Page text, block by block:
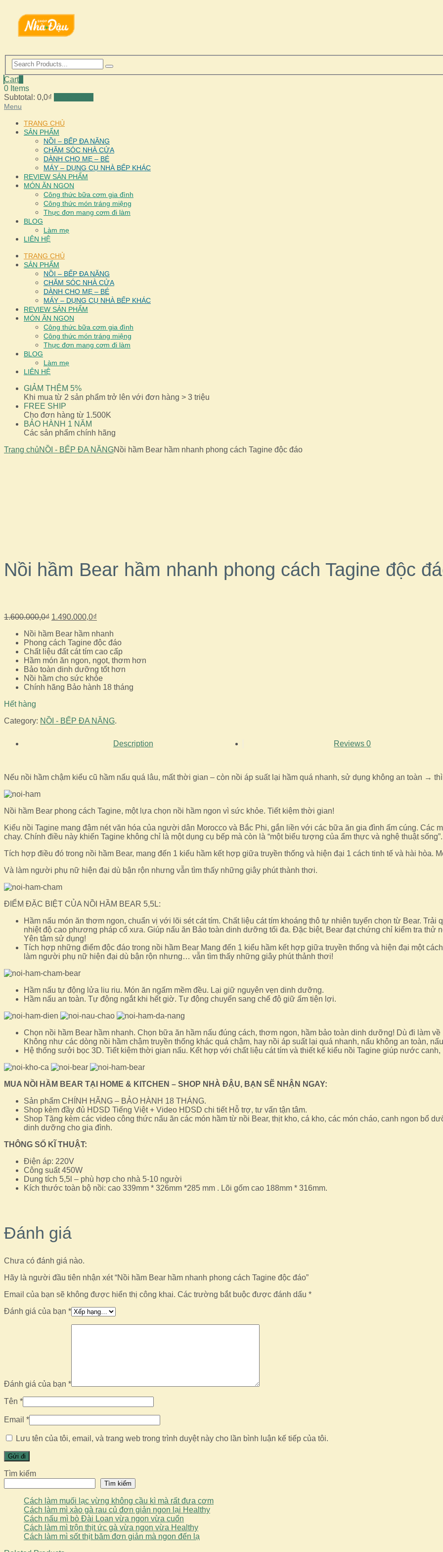
Cart
0 Items
Subtotal: 0,0₫
Menu
TRANG CHỦ
SẢN PHẨM
NỒI – BẾP ĐA NĂNG
CHĂM SÓC NHÀ CỬA
DÀNH CHO MẸ – BÉ
MÁY – DỤNG CỤ NHÀ BẾP KHÁC
REVIEW SẢN PHẨM
MÓN ĂN NGON
Công thức bữa cơm gia đình
Công thức món tráng miệng
Thực đơn mang cơm đi làm
BLOG
Làm mẹ
LIÊN HỆ
TRANG CHỦ
SẢN PHẨM
NỒI – BẾP ĐA NĂNG
CHĂM SÓC NHÀ CỬA
DÀNH CHO MẸ – BÉ
MÁY – DỤNG CỤ NHÀ BẾP KHÁC
REVIEW SẢN PHẨM
MÓN ĂN NGON
Công thức bữa cơm gia đình
Công thức món tráng miệng
Thực đơn mang cơm đi làm
BLOG
Làm mẹ
LIÊN HỆ
GIẢM THÊM 5%
Khi mua từ 2 sản phẩm trở lên với đơn hàng > 3 triệu
FREE SHIP
Cho đơn hàng từ 1.500K
BẢO HÀNH 1 NĂM
Các sản phẩm chính hãng
Trang chủNỒI - BẾP ĐA NĂNGNồi hầm Bear hầm nhanh phong cách Tagine độc đáo
Nồi hầm Bear hầm nhanh phong cách Tagine độc
1.600.000,0₫ Giá
là:
1.600.000,0₫.
1.490.000,0₫
tại
là:
1.490.000,0₫.
Nồi hầm Bear hầm nhanh
Phong cách Tagine độc đáo
Chất liệu đất cát tím cao cấp
Hầm món ăn ngon, ngọt, thơm hơn
Bảo toàn dinh dưỡng tốt hơn
Nồi hầm cho sức khỏe
Chính hãng Bảo hành 18 tháng
Hết hàng
Category: NỒI - BẾP ĐA NĂNG.
Description Reviews0
Nếu nồi hầm chậm kiểu cũ hầm nấu quá lâu, mất thời gian – còn nồi áp suất lại hầm quá nhanh, sử dụng không an toàn →
Nồi hầm Bear phong cách Tagine, một lựa chọn nồi hầm ngon vì sức khỏe. Tiết kiệm thời gian!
Kiểu nồi Tagine mang đậm nét văn hóa của người dân Morocco và Bắc Phi, gắn liền với các bữa ăn gia đình ấm cúng. Các
chay. Chính điều này khiến Tagine không chỉ là một dụng cụ bếp mà còn là “một biểu tượng của ẩm thực và nghệ thuật sống”.
Tích hợp điều đó trong nồi hầm Bear, mang đến 1 kiểu hầm kết hợp giữa truyền thống và hiện đại 1 cách tinh tế và hài hòa.
Và làm người phụ nữ hiện đại dù bận rộn nhưng vẫn tìm thấy những giây phút thành thơi.
ĐIỂM ĐẶC BIỆT CỦA NỒI HẦM BEAR 5,5L:
Hầm nấu món ăn thơm ngon, chuẩn vị với lõi sét cát tím. Chất liệu cát tím khoáng thô tự nhiên tuyển chọn từ Bear.
nhiệt độ cao phương pháp cổ xưa. Giúp nấu ăn Bảo toàn dinh dưỡng tối đa. Đặc biệt, Bear đạt chứng chỉ kiểm tra thử
Yên tâm sử dụng!
Tích hợp những điểm độc đáo trong nồi hầm Bear Mang đến 1 kiểu hầm kết hợp giữa truyền thống và hiện đại một
làm người phụ nữ hiện đại dù bận rộn nhưng… vẫn tìm thấy những giây phút thảnh thơi!
Hầm nấu tự động lửa liu riu. Món ăn ngấm mềm đều. Lại giữ nguyên vẹn dinh dưỡng.
Hầm nấu an toàn. Tự động ngắt khi hết giờ. Tự động chuyển sang chế độ giữ ấm tiện lợi.
Chọn nồi hầm Bear hầm nhanh. Chọn bữa ăn hầm nấu đúng cách, thơm ngon, hầm bảo toàn dinh dưỡng! Dù đi làm
Không như các dòng nồi hầm chậm truyền thống khác quá chậm, hay nồi áp suất lại quá nhanh, nấu không an toàn,
Hệ thống sưởi bọc 3D. Tiết kiệm thời gian nấu. Kết hợp với chất liệu cát tím và thiết kế kiểu nồi Tagine giúp nước
MUA NỒI HẦM BEAR TẠI HOME & KITCHEN – SHOP NHÀ ĐẬU, BẠN SẼ NHẬN NGAY:
Sản phẩm CHÍNH HÃNG – BẢO HÀNH 18 THÁNG.
Shop kèm đầy đủ HDSD Tiếng Việt + Video HDSD chi tiết Hỗ trợ, tư vấn tận tâm.
Shop Tặng kèm các video công thức nấu ăn các món hầm từ nồi Bear, thịt kho, cá kho, các món cháo, canh ngon bổ
dinh dưỡng cho gia đình.
THÔNG SỐ KĨ THUẬT:
Điện áp: 220V
Công suất 450W
Dung tích 5,5l – phù hợp cho nhà 5-10 người
Kích thước toàn bộ nồi: cao 339mm * 326mm *285 mm . Lõi gốm cao 188mm * 316mm.
Đánh giá
Chưa có đánh giá nào.
Hãy là người đầu tiên nhận xét “Nồi hầm Bear hầm nhanh phong cách Tagine độc đáo”
Email của bạn sẽ không được hiển thị công khai. Các trường bắt buộc được đánh dấu *
Đánh giá của bạn *
Đánh giá của bạn *
Tên *
Email *
Lưu tên của tôi, email, và trang web trong trình duyệt này cho lần bình luận kế tiếp của tôi.
Tìm kiếm
Tìm kiếm
Cách làm muối lạc vừng không cầu kì mà rất đưa cơm
Cách làm mì xào gà rau củ đơn giản ngon lại Healthy
Cách nấu mì bò Đài Loan vừa ngon vừa cuốn
Cách làm mì trộn thịt ức gà vừa ngon vừa Healthy
Cách làm mì sốt thịt băm đơn giản mà ngon đến lạ